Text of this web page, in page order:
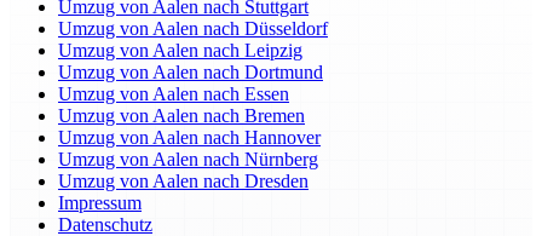
Umzug von Aalen nach Stuttgart
Umzug von Aalen nach Düsseldorf
Umzug von Aalen nach Leipzig
Umzug von Aalen nach Dortmund
Umzug von Aalen nach Essen
Umzug von Aalen nach Bremen
Umzug von Aalen nach Hannover
Umzug von Aalen nach Nürnberg
Umzug von Aalen nach Dresden
Impressum
Datenschutz